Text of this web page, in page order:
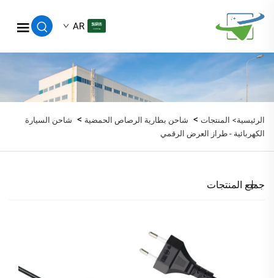
AR
الرئيسية> المنتجات > شاحن بطارية الرصاص الحمضية > شاحن السيارة
الكهربائية - طراز العرض الرقمي
جميع المنتجات